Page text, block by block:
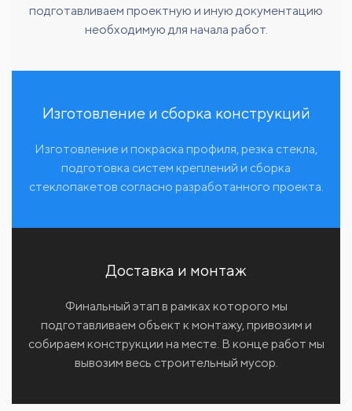
подготавливаем проектную и иную документацию
необходимую для начала работ.
Изготовление и сборка конструкций
Изготовление и покраска профиля, резка стекла,
подготовка систем креплений и сборка
стеклопакетов согласно разработанного проекта.
Доставка и монтаж
Финальный этап в рамках которого мы
подготавливаем объект к монтажу, привозим и
собираем конструкции на месте. В конце работ мы
вывозим весь строительный мусор.